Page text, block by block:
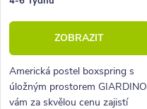
ZOBRAZIT
Americká postel boxspring s
úložným prostorem GIARDINO
vám za skvělou cenu zajistí